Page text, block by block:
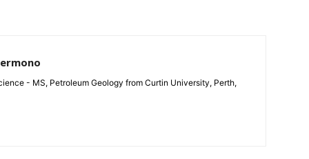
- MS, Petroleum Geology from Curtin University, Perth,